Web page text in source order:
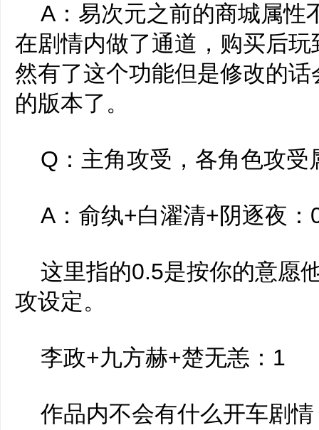
A：易次元之前的商城属性
在剧情内做了通道，购买后
然有了这个功能但是修改的
的版本了。
Q：主角攻受，各角色攻受
A：俞纨+白濯清+阴逐夜：
这里指的0.5是按你的意愿
攻设定。
李政+九方赫+楚无恙：1
作品内不会有什么开车剧情